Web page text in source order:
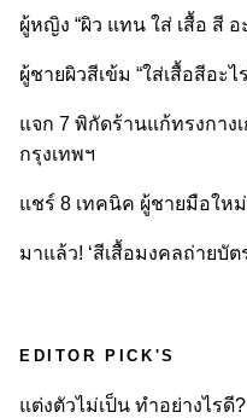
ผู้หญิง “ผิว แทน ใส่ เสื้อ สี
ผู้ชายผิวสีเข้ม “ใส่เสื้อสีอะไ
แจก 7 พิกัดร้านแก้ทรงกา
กรุงเทพฯ
แชร์ 8 เทคนิค ผู้ชายมือให
มาแล้ว! ‘สีเสื้อมงคลถ่ายบั
EDITOR PICK'S
แต่งตัวไม่เป็น ทำอย่างไรดี